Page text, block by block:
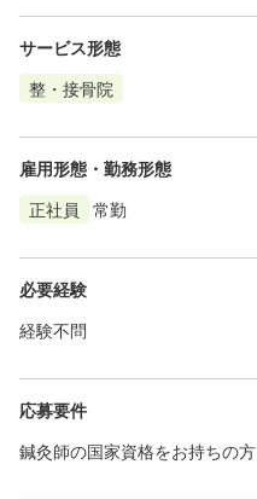
サービス形態
整・接骨院
雇用形態・勤務形態
正社員
常勤
必要経験
経験不問
応募要件
鍼灸師の国家資格をお持ちの方